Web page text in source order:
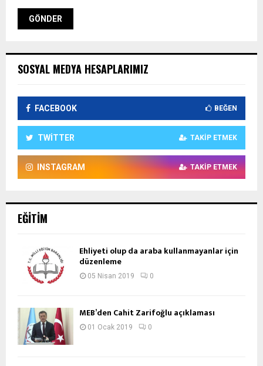
SOSYAL MEDYA HESAPLARIMIZ
FACEBOOK BEĞEN
TWITTER TAKIP ETMEK
INSTAGRAM TAKIP ETMEK
EĞITIM
Ehliyeti olup da araba kullanmayanlar için
düzenleme
05 Nisan 2019 0
MEB’den Cahit Zarifoğlu açıklaması
01 Ocak 2019 0